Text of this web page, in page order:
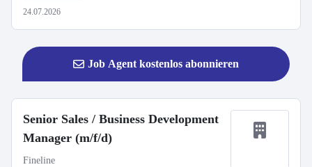
24.07.2026
Job Agent kostenlos abonnieren
Senior Sales / Business Development
Manager (m/f/d)
Fineline